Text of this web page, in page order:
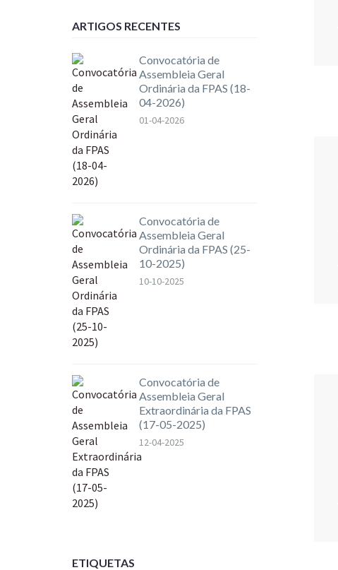
ARTIGOS RECENTES
Convocatória de
Assembleia Geral
Ordinária da FPAS (18-
04-2026)
01-04-2026
Convocatória de
Assembleia Geral
Ordinária da FPAS (25-
10-2025)
10-10-2025
Convocatória de
Assembleia Geral
Extraordinária da FPAS
(17-05-2025)
12-04-2025
ETIQUETAS